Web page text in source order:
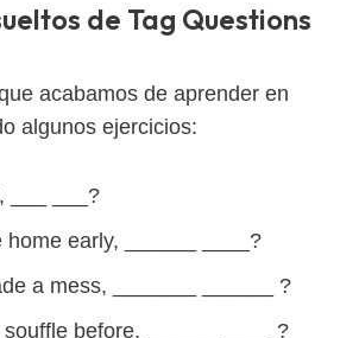
de Tag Questions
acabamos de aprender en
algunos ejercicios:
___ ___?
home early, ______ ____?
a mess, _______ ______ ?
souffle before, ______ ____ ?